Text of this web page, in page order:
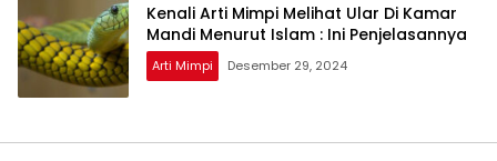
Kenali Arti Mimpi Melihat Ular Di Kamar
Mandi Menurut Islam : Ini Penjelasannya
Arti Mimpi Desember 29, 2024